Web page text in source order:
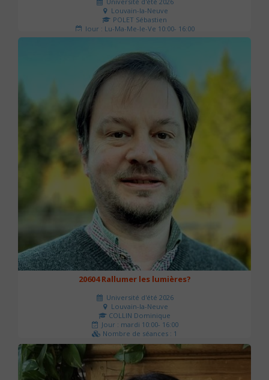
Louvain-la-Neuve
POLET Sébastien
Jour : Lu-Ma-Me-Je-Ve 10:00- 16:00
Nombre de séances : 2
20604 Rallumer les lumières?
Université d'été 2026
Louvain-la-Neuve
COLLIN Dominique
Jour : mardi 10:00- 16:00
Nombre de séances : 1
60 €